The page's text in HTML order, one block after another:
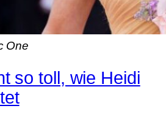
One
so toll, wie Heidi